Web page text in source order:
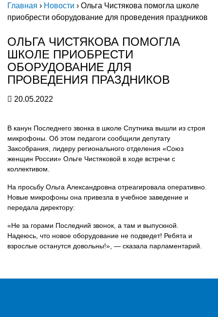
Главная › Новости › Ольга Чистякова помогла школе
приобрести оборудование для проведения праздников
ОЛЬГА ЧИСТЯКОВА ПОМОГЛА
ШКОЛЕ ПРИОБРЕСТИ
ОБОРУДОВАНИЕ ДЛЯ
ПРОВЕДЕНИЯ ПРАЗДНИКОВ
20.05.2022
В канун Последнего звонка в школе Спутника вышли из строя
микрофоны. Об этом педагоги сообщили депутату
Заксобрания, лидеру регионального отделения «Союз
женщин России» Ольге Чистяковой в ходе встречи с
коллективом.
На просьбу Ольга Александровна отреагировала оперативно.
Новые микрофоны она привезла в учебное заведение и
передала директору:
«Не за горами Последний звонок, а там и выпускной.
Надеюсь, что новое оборудование не подведет! Ребята и
взрослые останутся довольны!», — сказала парламентарий.